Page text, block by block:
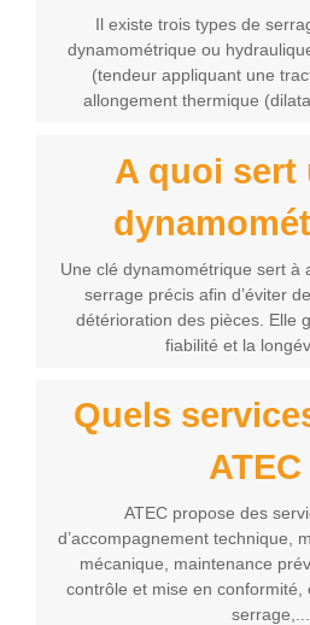
Il existe trois types de
dynamométrique ou
(tendeur appliquant une
allongement thermique
A quoi sert
Une clé dynamométrique sert à
serrage précis afin d’éviter
détérioration des pièces. Elle
fiabilité et la
Quels
ATEC
ATEC propose des
d’accompagnement technique,
mécanique, maintenance
contrôle et mise en conformité,
serrage,...